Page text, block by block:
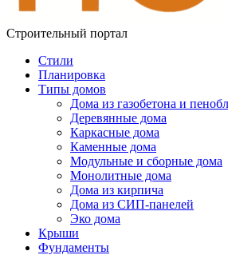
Строительный портал
Стили
Планировка
Типы домов
Дома из газобетона и
Деревянные дома
Каркасные дома
Каменные дома
Модульные и сборные дома
Монолитные дома
Дома из кирпича
Дома из СИП-панелей
Эко дома
Крыши
Фундаменты